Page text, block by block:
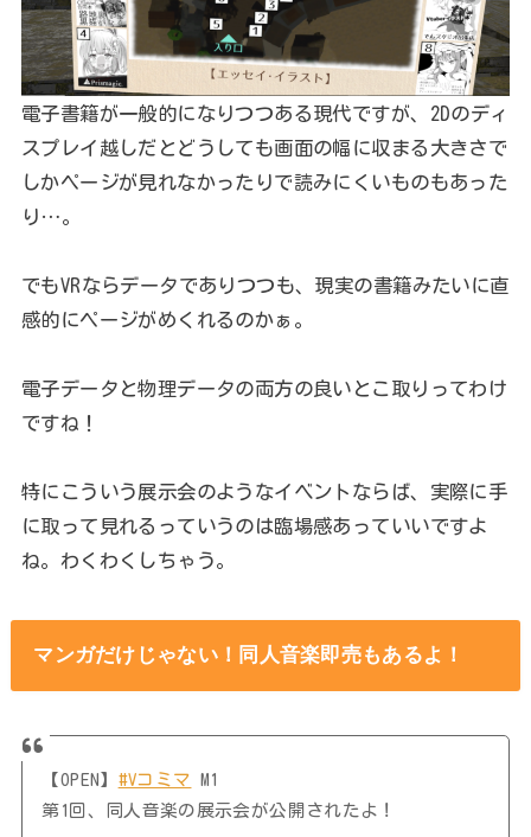
電子書籍が一般的になりつつある現代ですが、2Dのディ
スプレイ越しだとどうしても画面の幅に収まる大きさで
しかページが見れなかったりで読みにくいものもあった
り…。
でもVRならデータでありつつも、現実の書籍みたいに直
感的にページがめくれるのかぁ。
電子データと物理データの両方の良いとこ取りってわけ
ですね！
特にこういう展示会のようなイベントならば、実際に手
に取って見れるっていうのは臨場感あっていいですよ
ね。わくわくしちゃう。
マンガだけじゃない！同人音楽即売もあるよ！
【OPEN】 #Vコミマ M1
第1回、同人音楽の展示会が公開されたよ！